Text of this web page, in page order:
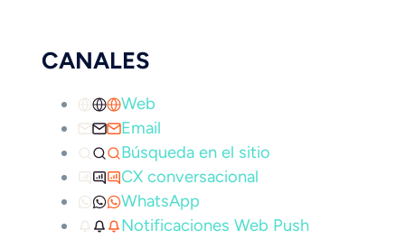
CANALES
Web
Email
Búsqueda en el sitio
CX conversacional
WhatsApp
Notificaciones Web Push